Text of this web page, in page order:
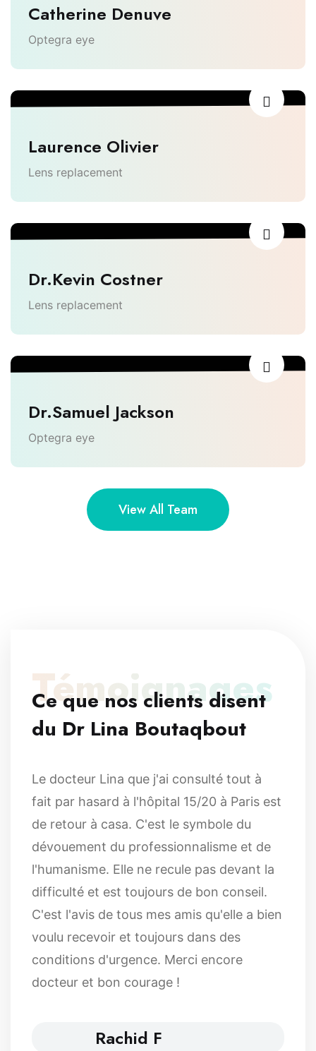
Catherine Denuve
Optegra eye
Laurence Olivier
Lens replacement
Dr.Kevin Costner
Lens replacement
Dr.Samuel Jackson
Optegra eye
View All Team
Témoignages
Ce que nos clients disent
du Dr Lina Boutaqbout
Le docteur Lina que j'ai consulté tout à
fait par hasard à l'hôpital 15/20 à Paris est
de retour à casa. C'est le symbole du
dévouement du professionnalisme et de
l'humanisme. Elle ne recule pas devant la
difficulté et est toujours de bon conseil.
C'est l'avis de tous mes amis qu'elle a bien
voulu recevoir et toujours dans des
conditions d'urgence. Merci encore
docteur et bon courage !
Rachid F